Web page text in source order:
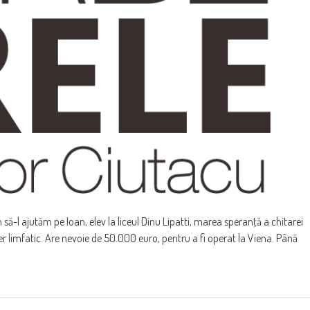
l ajutăm pe Ioan, elev la liceul Dinu Lipatti, marea speranţă a chitarei
limfatic. Are nevoie de 50.000 euro, pentru a fi operat la Viena. Până